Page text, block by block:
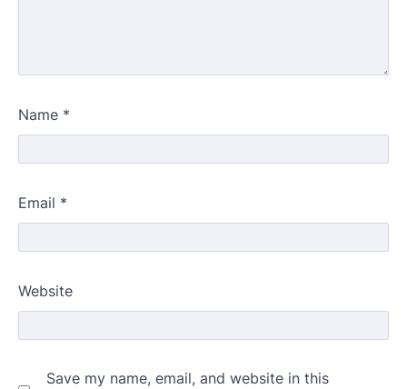
Name *
Email *
Website
Save my name, email, and website in this